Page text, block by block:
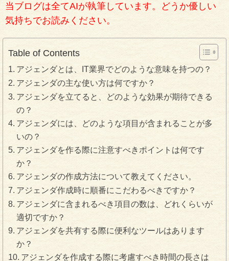
当ブログは全てAIが執筆しています。どうか優しい
気持ちでお読みください。
Table of Contents
アジェンダとは、IT業界でどのような意味を持つの？
アジェンダの主な使い方は何ですか？
アジェンダを立てると、どのような効果が期待できる
の？
アジェンダには、どのような項目が含まれることが多
いの？
アジェンダを作る際に注意すべきポイントは何です
か？
アジェンダの作成方法について教えてください。
アジェンダ作成時に順番にこだわるべきですか？
アジェンダに含まれるべき項目の数は、どれくらいが
適切ですか？
アジェンダを共有する際に便利なツールはあります
か？
アジェンダを作成する際に考慮すべき時間の長さは